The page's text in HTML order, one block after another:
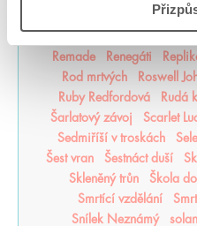
Půlměsíční
Remade
Renegáti
Rod mrtvých
Roswell
Ruby Redfordová
Rudá
Šarlatový závoj
Scarlet
Sedmiříší v troskách
Šest vran
Šestnáct duší
Skleněný trůn
Škola
Smrtící vzdělání
Snílek Neznámý